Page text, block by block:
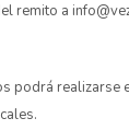
remito a
podrá realizarse